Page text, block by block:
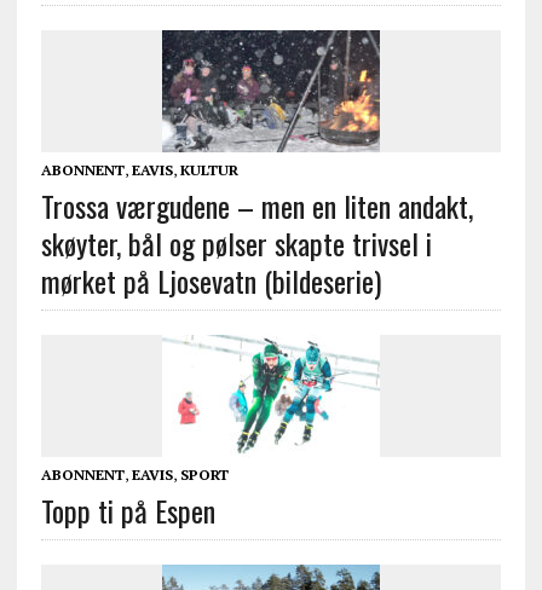
ABONNENT, EAVIS, KULTUR
Trossa værgudene – men en liten andakt,
skøyter, bål og pølser skapte trivsel i
mørket på Ljosevatn (bildeserie)
ABONNENT, EAVIS, SPORT
Topp ti på Espen